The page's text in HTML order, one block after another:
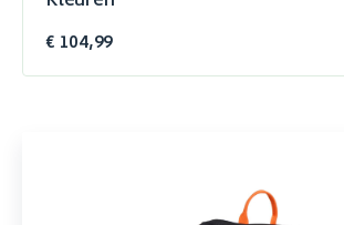
€ 104,99